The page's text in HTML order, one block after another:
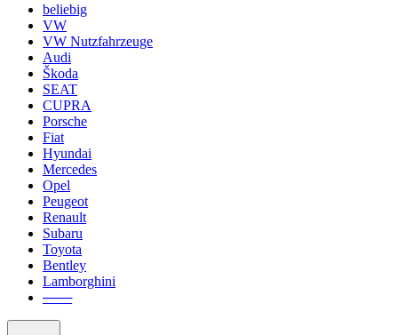
beliebig
VW
VW Nutzfahrzeuge
Audi
Škoda
SEAT
CUPRA
Porsche
Fiat
Hyundai
Mercedes
Opel
Peugeot
Renault
Subaru
Toyota
Bentley
Lamborghini
───